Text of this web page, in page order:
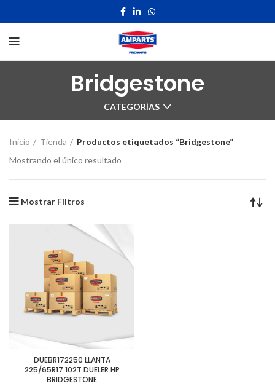
Bridgestone
CATEGORÍAS
Inicio Tienda
Productos etiquetados “Bridgestone”
Mostrando el único resultado
Mostrar Filtros
DUEBR172250 LLANTA
225/65R17 102T DUELER HP
BRIDGESTONE